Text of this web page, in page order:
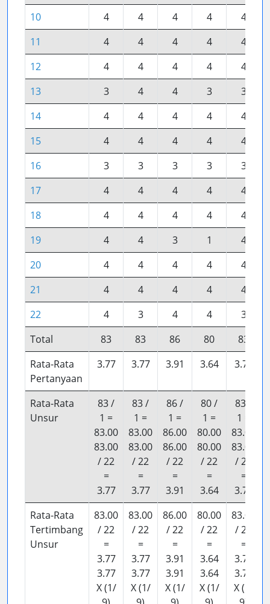
10
4 4 4 4
4
11
4 4 4 4
4
12
4 4 4 4
4
13
3 4 4 3
3
14
4 4 4 4
4
15
4 4 4 4
4
16
3 3 3 3
3
17
4 4 4 4
4
18
4 4 4 4
4
19
4 4 3 1
4
20
4 4 4 4
4
21
4 4 4 4
4
22
4 3 4 4
3
Total
83 83 86 80
83
Rata-Rata
Pertanyaan
3.77 3.77 3.91 3.64 3.77
Rata-Rata
Unsur
83 /
1 =
83.00
83.00
/ 22
=
3.77
83 /
1 =
83.00
83.00
/ 22
=
3.77
86 /
1 =
86.00
86.00
/ 22
=
3.91
80 /
1 =
80.00
80.00
/ 22
=
3.64
83 /
1 =
83.00
83.00
/ 22
=
3.77
Rata-Rata
Tertimbang
Unsur
83.00
/ 22
=
3.77
3.77
X (1/
83.00
/ 22
=
3.77
3.77
X (1/
86.00
/ 22
=
3.91
3.91
X (1/
80.00
/ 22
=
3.64
3.64
X (1/
83.00
/ 22
=
3.77
3.77
X (1/